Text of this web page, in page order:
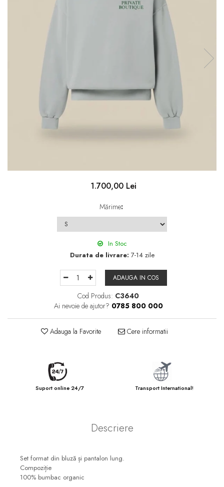
1.700,00 Lei
Mărime:
In Stoc
Durata de livrare: 7-14 zile
ADAUGA IN COS
Cod Produs: C3640
Ai nevoie de ajutor? 0785 800 000
Adauga la Favorite Cere informatii
Suport online 24/7 Transport International!
Descriere
Set format din bluză și pantalon lung.
Compoziție
100% bumbac organic